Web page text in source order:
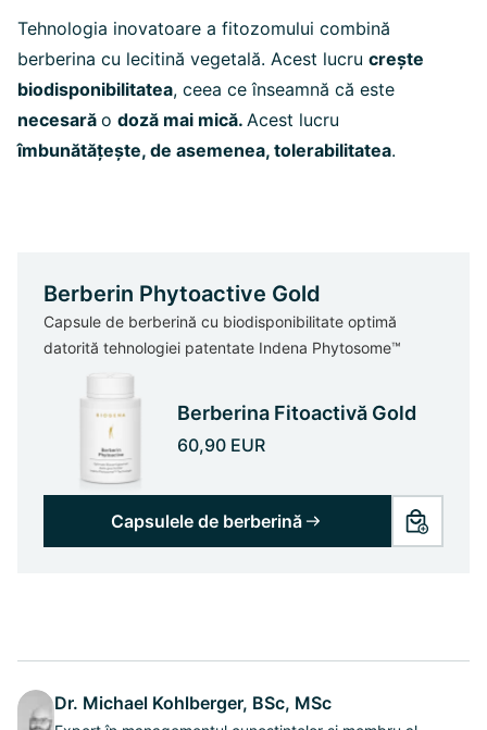
Tehnologia inovatoare a fitozomului combină
berberina cu lecitină vegetală. Acest lucru crește
biodisponibilitatea, ceea ce înseamnă că este
necesară o doză mai mică. Acest lucru
îmbunătățește, de asemenea, tolerabilitatea.
Berberin Phytoactive Gold
Capsule de berberină cu biodisponibilitate optimă
datorită tehnologiei patentate Indena Phytosome™
Berberina Fitoactivă Gold
60,90 EUR
Capsulele de berberină
Dr. Michael Kohlberger, BSc, MSc